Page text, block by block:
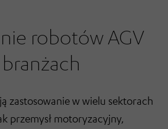
robotów AGV
zastosowanie w wielu sektorach
przemysł motoryzacyjny,